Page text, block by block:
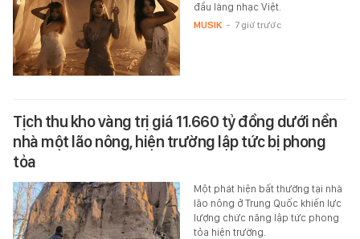
đầu làng nhạc Việt.
MUSIK - 7 giờ trước
Tịch thu kho vàng trị giá 11.660 tỷ đồng dưới nền
nhà một lão nông, hiện trường lập tức bị phong
tỏa
Một phát hiện bất thường tại nhà
lão nông ở Trung Quốc khiến lực
lượng chức năng lập tức phong
tỏa hiện trường.